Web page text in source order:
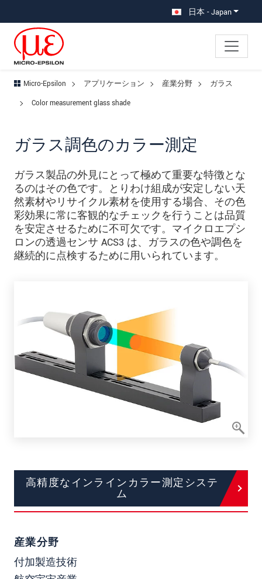
日本 - Japan
Micro-Epsilon アプリケーション 産業分野
ガラス
Color measurement glass shade
ガラス調色のカラー測定
ガラス製品の外見にとって極めて重要な特徴とな
るのはその色です。とりわけ組成が安定しない天
然素材やリサイクル素材を使用する場合、その色
彩効果に常に客観的なチェックを行うことは品質
を安定させるために不可欠です。マイクロエプシ
ロンの透過センサ ACS3 は、ガラスの色や調色を
継続的に点検するために用いられています。
高精度なインラインカラー測定システ
ム
産業分野
付加製造技術